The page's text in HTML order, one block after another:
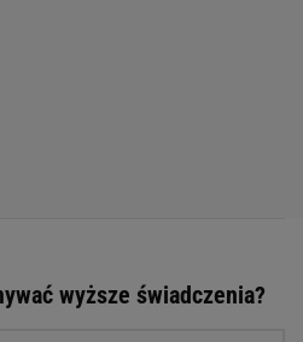
wyższe świadczenia?